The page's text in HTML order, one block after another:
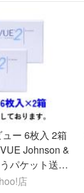
ー 6枚入 2箱
Johnson &
パケット送料
店